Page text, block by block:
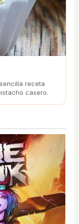
receta
casero.